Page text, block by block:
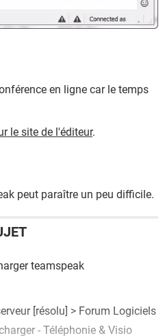
en ligne car le temps
le site de l'éditeur.
peut paraître un peu difficile.
teamspeak
[résolu] > Forum Logiciels
- Téléphonie & Visio